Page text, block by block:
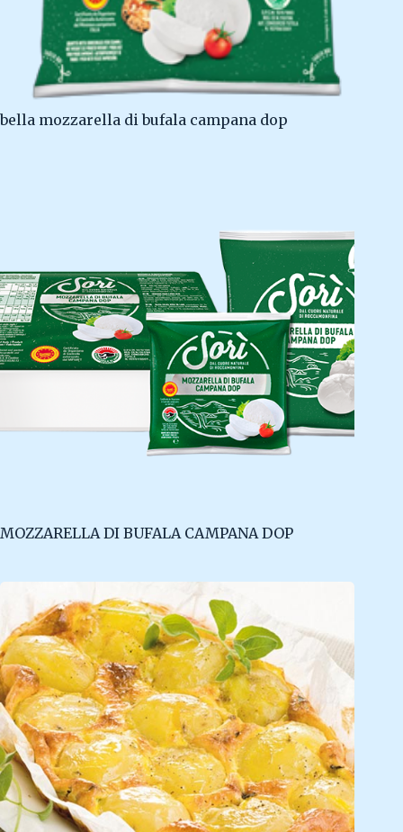
bella mozzarella di bufala campana dop
MOZZARELLA DI BUFALA CAMPANA DOP